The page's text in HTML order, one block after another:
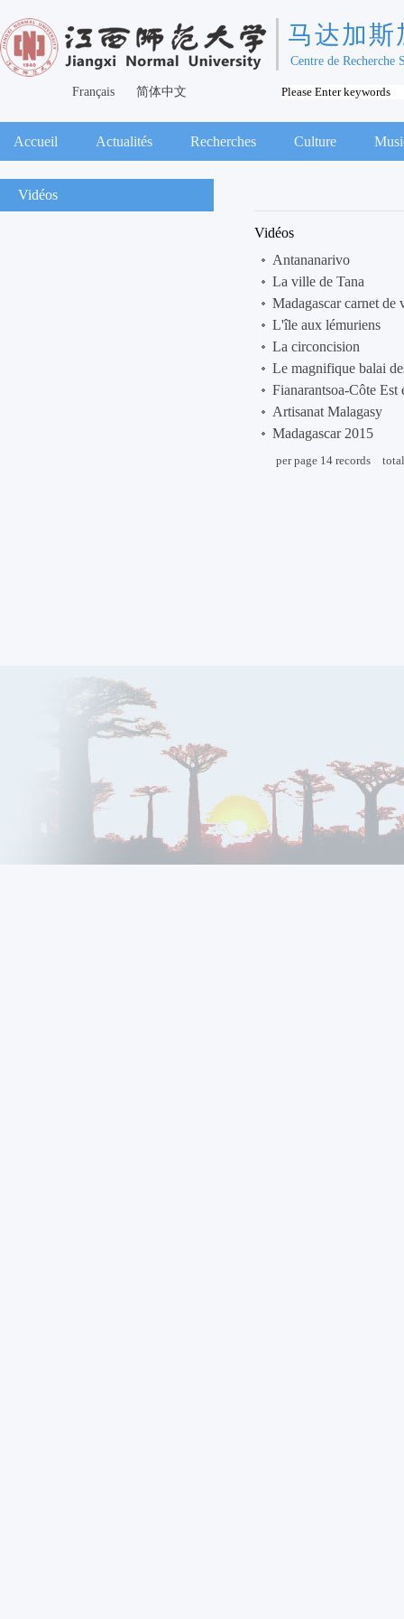
马达加斯
Centre de Recherche
Français 简体中文
Accueil Actualités Recherches Culture
Vidéos
Vidéos
Antananarivo
La ville de Tana
Madagascar carnet de
L'île aux lémuriens
La circoncision
Le magnifique balai
Fianarantsoa-Côte Est
Artisanat Malagasy
Madagascar 2015
per page 14 records